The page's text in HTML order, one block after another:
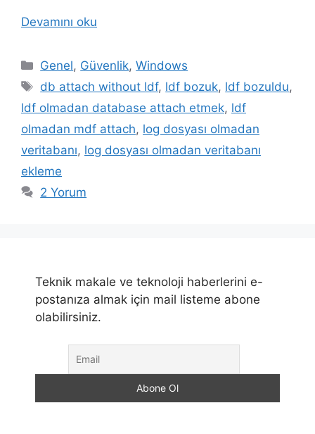
Devamını oku
Kategoriler
Genel, Güvenlik,Windows
Etiketler
db attach without ldf, ldf bozuk, ldf bozuldu,
ldf olmadan database attach etmek, ldf
olmadan mdf attach, log dosyası olmadan
veritabanı, log dosyası olmadan veritabanı
ekleme
2 Yorum
Teknik makale ve teknoloji haberlerini e-
postanıza almak için mail listeme abone
olabilirsiniz.